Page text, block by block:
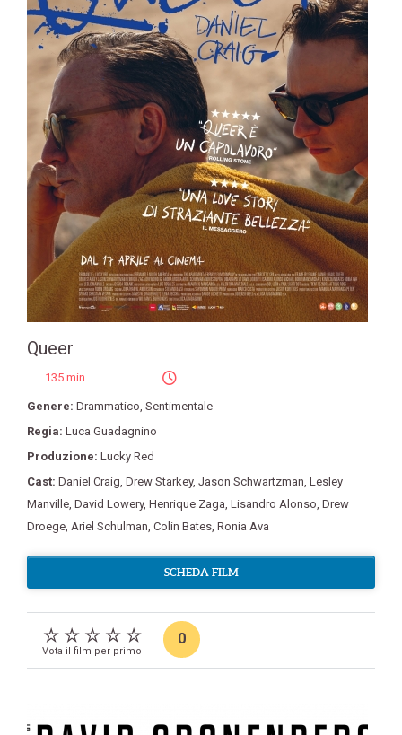
Queer
135 min
Genere: Drammatico, Sentimentale
Regia: Luca Guadagnino
Produzione: Lucky Red
Cast: Daniel Craig, Drew Starkey, Jason Schwartzman, Lesley
Manville, David Lowery, Henrique Zaga, Lisandro Alonso, Drew
Droege, Ariel Schulman, Colin Bates, Ronia Ava
SCHEDA FILM
Vota il film per primo
0